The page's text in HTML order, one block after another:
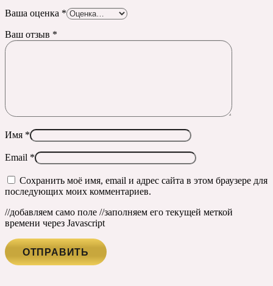
Ваша оценка *
Ваш отзыв *
Имя *
Email *
Сохранить моё имя, email и адрес сайта в этом браузере для
последующих моих комментариев.
//добавляем само поле //заполняем его текущей меткой
времени через Javascript